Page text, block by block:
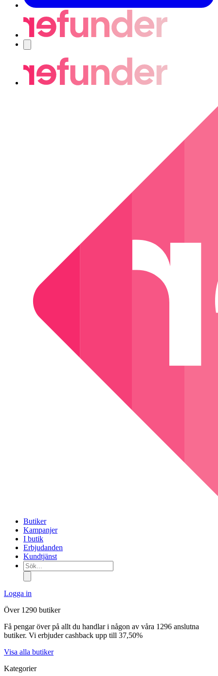
Butiker
Kampanjer
I butik
Erbjudanden
Kundtjänst
Sök...
Logga in
Över 1290 butiker
Få pengar över på allt du handlar i någon av våra 1296 anslutna
butiker. Vi erbjuder cashback upp till 37,50%
Visa alla butiker
Kategorier